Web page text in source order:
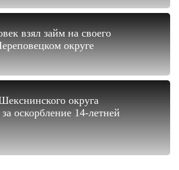
взял займ на своего
округе
округа
оскорбление 14-летней